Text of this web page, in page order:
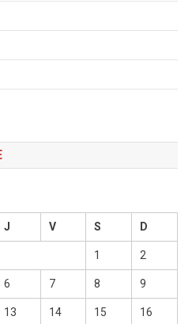
J V S D
1 2
6 7 8 9
13 14 15 16